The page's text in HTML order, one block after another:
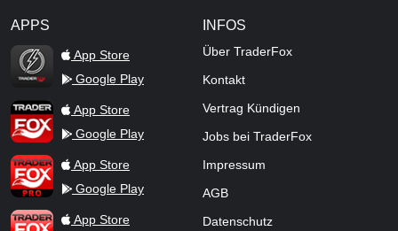
APPS
TraderFox Flash
App Store
Google Play
TraderFox AppApp Store
Google Play
TraderFox ProApp Store
Google Play
TraderFox dpa-AFX ProFeed
App Store
INFOS
Über TraderFox
Kontakt
Vertrag Kündigen
Jobs bei TraderFox
Impressum
AGB
Datenschutz